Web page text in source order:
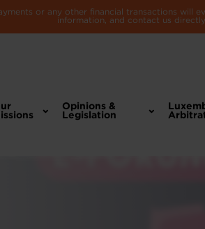
or any other financial transactions
information, and contact us
Opinions &
Legislation